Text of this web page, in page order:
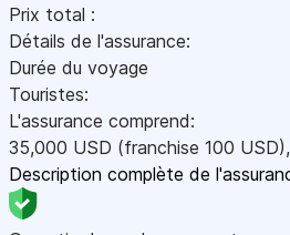
Prix total :
Détails de l'assurance:
Durée du voyage
Touristes:
L'assurance comprend:
35,000 USD (franchise 100 USD),
Description complète de